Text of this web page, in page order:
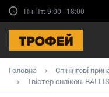
Пн-Пт: 9:00 - 18:00
Головна Спінінгові
Твістер силікон.